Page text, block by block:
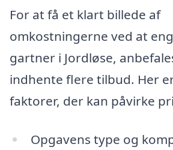
For at få et klart billede af
omkostningerne ved at
gartner i Jordløse,
indhente flere tilbud. Her
faktorer, der kan påvirke
Opgavens type og